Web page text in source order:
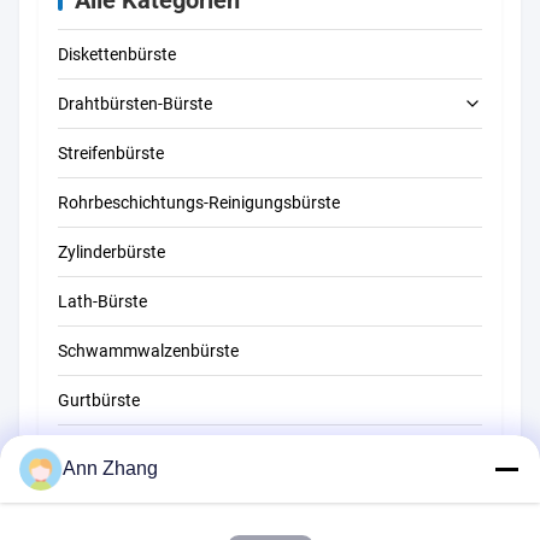
Diskettenbürste
Drahtbürsten-Bürste
Rohrreinigungsbürste
Strohreinigungsbürste
Streifenbürste
Rohrbeschichtungs-Reinigungsbürste
Zylinderbürste
Lath-Bürste
Schwammwalzenbürste
Gurtbürste
Kehrerpinsel
Ann Zhang